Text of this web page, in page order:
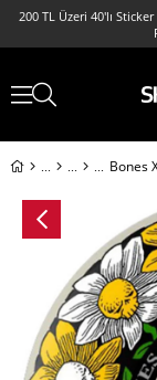
200 TL Üzeri 40'lı